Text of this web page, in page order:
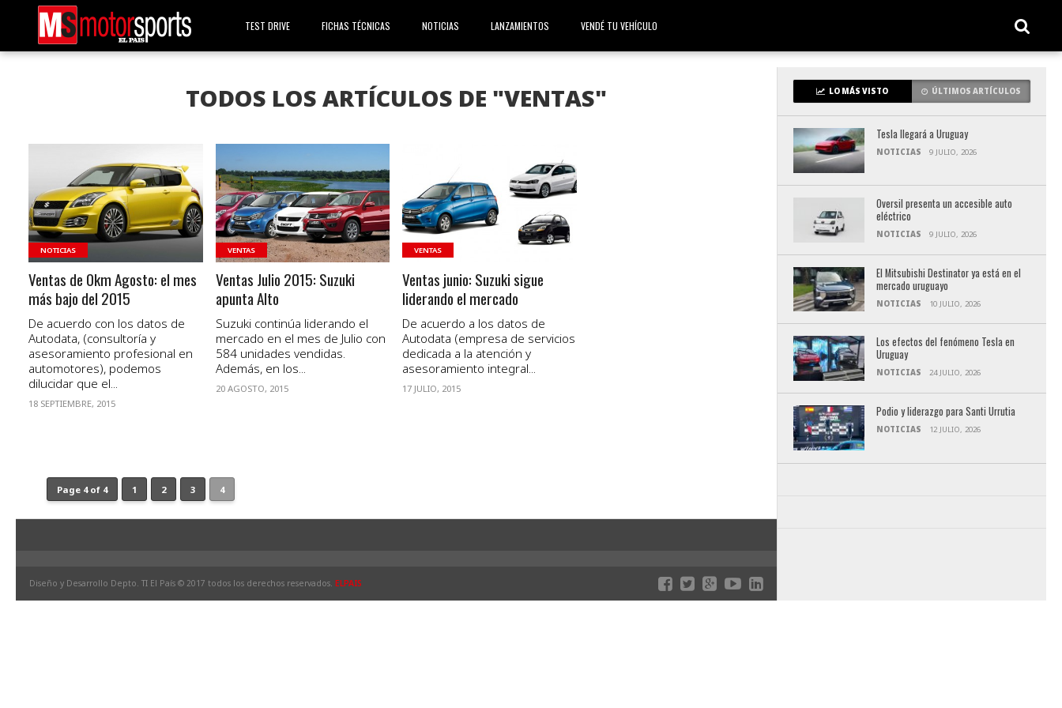
TEST DRIVE FICHAS TÉCNICAS NOTICIAS LANZAMIENTOS VENDÉ TU VEHÍCULO
TODOS LOS ARTÍCULOS DE "VENTAS"
VER NOTA
NOTICIAS
Ventas de 0km Agosto: el mes
más bajo del 2015
De acuerdo con los datos de
Autodata, (consultoría y
asesoramiento profesional en
automotores), podemos
dilucidar que el...
18 SEPTIEMBRE, 2015
VER NOTA
VENTAS
Ventas Julio 2015: Suzuki
apunta Alto
Suzuki continúa liderando el
mercado en el mes de Julio con
584 unidades vendidas.
Además, en los...
20 AGOSTO, 2015
VER NOTA
VENTAS
Ventas junio: Suzuki sigue
liderando el mercado
De acuerdo a los datos de
Autodata (empresa de servicios
dedicada a la atención y
asesoramiento integral...
17 JULIO, 2015
Page 4 of 4 1 2 3 4
LO MÁS VISTO ÚLTIMOS ARTÍCULOS
Tesla llegará a Uruguay
NOTICIAS 9 JULIO, 2026
Oversil presenta un accesible auto
eléctrico
NOTICIAS 9 JULIO, 2026
El Mitsubishi Destinator ya está en el
mercado uruguayo
NOTICIAS 10 JULIO, 2026
Los efectos del fenómeno Tesla en
Uruguay
NOTICIAS 24 JULIO, 2026
Podio y liderazgo para Santi Urrutia
NOTICIAS 12 JULIO, 2026
Diseño y Desarrollo Depto. TI El País © 2017 todos los derechos reservados.ELPAIS